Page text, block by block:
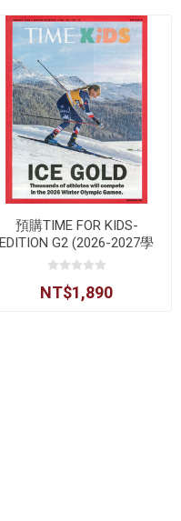
預購TIME FOR KIDS-
EDITION G2 (2026-2027學
年)
NT$1,890